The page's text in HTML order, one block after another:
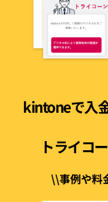
kintoneで入
トライコ
\\事例や料